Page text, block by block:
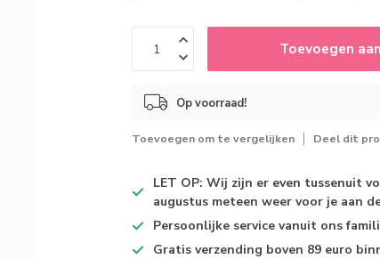
Toevoegen
Op voorraad!
Toevoegen om te vergelijken Deel dit
LET OP: Wij zijn er even tussenuit
augustus meteen weer voor je aan
Persoonlijke service vanuit ons
Gratis verzending boven 89 euro